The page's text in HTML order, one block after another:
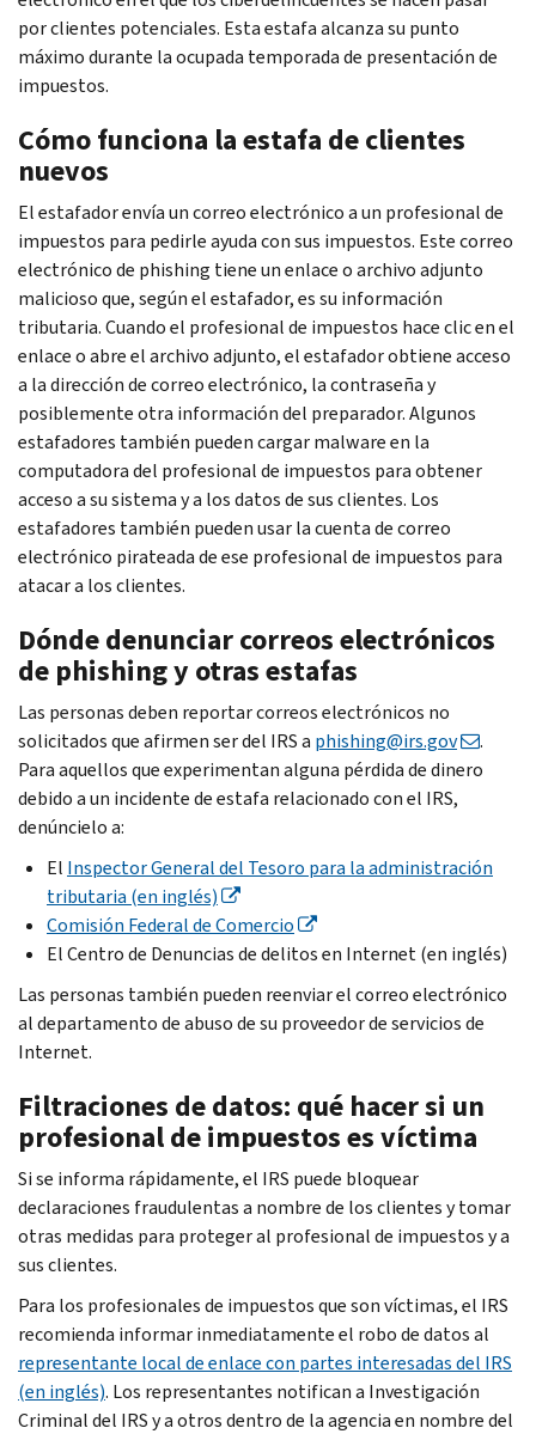
por clientes potenciales. Esta estafa alcanza su punto
máximo durante la ocupada temporada de presentación de
impuestos.
Cómo funciona la estafa de clientes
nuevos
El estafador envía un correo electrónico a un profesional de
impuestos para pedirle ayuda con sus impuestos. Este correo
electrónico de phishing tiene un enlace o archivo adjunto
malicioso que, según el estafador, es su información
tributaria. Cuando el profesional de impuestos hace clic en el
enlace o abre el archivo adjunto, el estafador obtiene acceso
a la dirección de correo electrónico, la contraseña y
posiblemente otra información del preparador. Algunos
estafadores también pueden cargarmalwareen la
computadora del profesional de impuestos para obtener
acceso a su sistema y a los datos de sus clientes. Los
estafadores también pueden usar la cuenta de correo
electrónico pirateada de ese profesional de impuestos para
atacar a los clientes.
Dónde denunciar correos electrónicos
de phishingy otras estafas
Las personas deben reportar correos electrónicos no
solicitados que afirmen ser del IRS a phishing@irs.gov
.
Para aquellos que experimentan alguna pérdida de dinero
debido a un incidente de estafa relacionado con el IRS,
denúncielo a:
El Inspector General del Tesoro para la administración
tributaria (en inglés)
Comisión Federal de Comercio
El Centro de Denuncias de delitos en Internet (en inglés)
Las personas también pueden reenviar el correo electrónico
al departamento de abuso de su proveedor de servicios de
Internet.
Filtraciones de datos: qué hacer si un
profesional de impuestos es víctima
Si se informa rápidamente, el IRS puede bloquear
declaraciones fraudulentas a nombre de los clientes y tomar
otras medidas para proteger al profesional de impuestos y a
sus clientes.
Para los profesionales de impuestos que son víctimas, el IRS
recomienda informar inmediatamente el robo de datos al
representante local de enlace con partes interesadas del IRS
(en inglés). Los representantes notifican a Investigación
Criminal del IRS y a otros dentro de la agencia en nombre del